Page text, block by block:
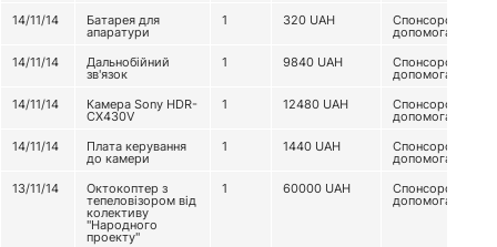
14/11/14
Батарея для
апаратури
1 320 UAH Спонсорська
допомога
14/11/14
Дальнобійний
зв'язок
1 9840 UAH Спонсорська
допомога
14/11/14
Камера Sony HDR-
CX430V
1 12480 UAH Спонсорська
допомога
14/11/14
Плата керування
до камери
1 1440 UAH Спонсорська
допомога
13/11/14
Октокоптер з
тепеловізором від
колективу
"Народного
проекту"
1 60000 UAH Спонсорська
допомога